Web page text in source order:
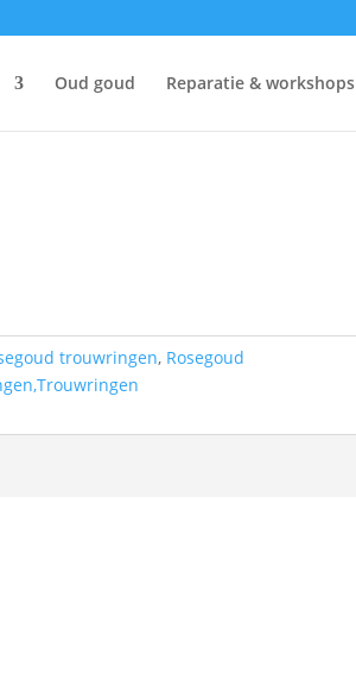
Oud goud Reparatie & workshops
trouwringen, Rosegoud